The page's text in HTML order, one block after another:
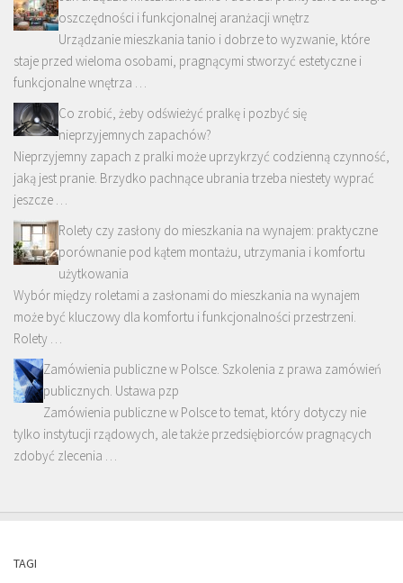
oszczędności i funkcjonalnej aranżacji wnętrz
Urządzanie mieszkania tanio i dobrze to wyzwanie, które
staje przed wieloma osobami, pragnącymi stworzyć estetyczne i
funkcjonalne wnętrza …
Co zrobić, żeby odświeżyć pralkę i pozbyć się
nieprzyjemnych zapachów?
Nieprzyjemny zapach z pralki może uprzykrzyć codzienną czynność,
jaką jest pranie. Brzydko pachnące ubrania trzeba niestety wyprać
jeszcze …
Rolety czy zasłony do mieszkania na wynajem: praktyczne
porównanie pod kątem montażu, utrzymania i komfortu
użytkowania
Wybór między roletami a zasłonami do mieszkania na wynajem
może być kluczowy dla komfortu i funkcjonalności przestrzeni.
Rolety …
Zamówienia publiczne w Polsce. Szkolenia z prawa zamówień
publicznych. Ustawa pzp
Zamówienia publiczne w Polsce to temat, który dotyczy nie
tylko instytucji rządowych, ale także przedsiębiorców pragnących
zdobyć zlecenia …
TAGI